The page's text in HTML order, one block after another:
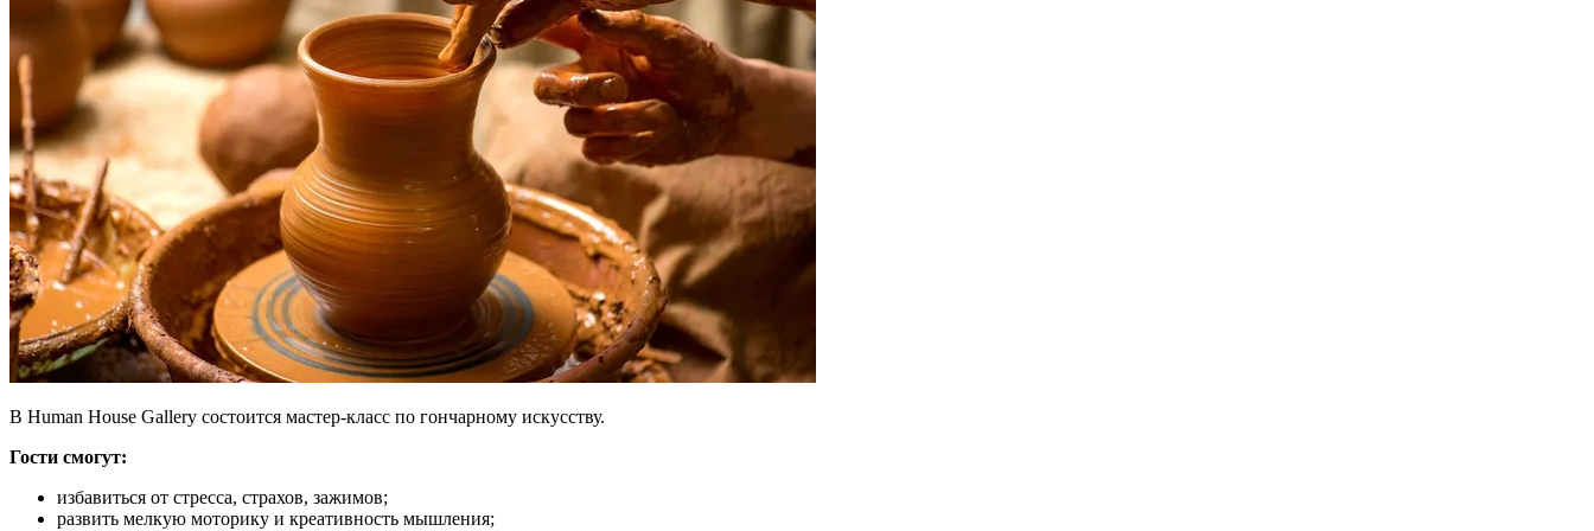
В Human House Gallery состоится мастер-класс по гончарному искусству.
Гости смогут:
избавиться от стресса, страхов, зажимов;
развить мелкую моторику и креативность мышления;